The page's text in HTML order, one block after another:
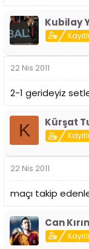
Kubilay
22 Nis 2011
2-1 gerideyiz
K Kürşat
22 Nis 2011
maçı takip
Can